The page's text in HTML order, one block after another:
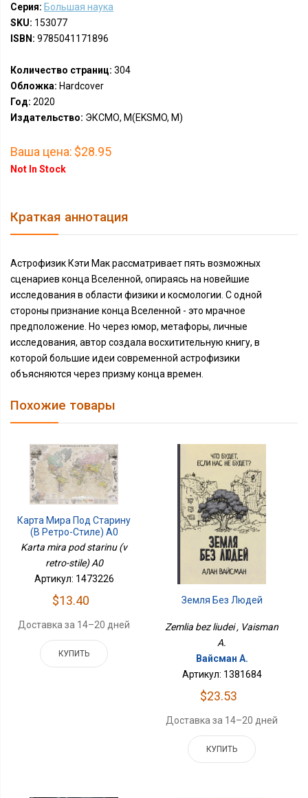
Серия: Большая наука
SKU: 153077
ISBN: 9785041171896
Количество страниц: 304
Обложка: Hardcover
Год: 2020
Издательство: ЭКСМО, М(EKSMO, M)
Ваша цена: $28.95
Not In Stock
Краткая аннотация
Астрофизик Кэти Мак рассматривает пять возможных
сценариев конца Вселенной, опираясь на новейшие
исследования в области физики и космологии. С одной
стороны признание конца Вселенной - это мрачное
предположение. Но через юмор, метафоры, личные
исследования, автор создала восхитительную книгу, в
которой большие идеи современной астрофизики
объясняются через призму конца времен.
Похожие товары
Карта Мира Под Старину
(в Ретро-Стиле) А0
Karta mira pod starinu (v
retro-stile) A0
Артикул: 1473226
$13.40
Доставка за 14–20 дней
КУПИТЬ
Земля Без Людей
Zemlia bez liudei , Vaisman
A.
Вайсман А.
Артикул: 1381684
$23.53
Доставка за 14–20 дней
КУПИТЬ